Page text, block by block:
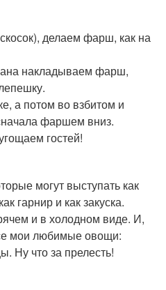
делаем фарш, как на
накладываем фарш,
а потом во взбитом и
фаршем вниз.
гостей!
могут выступать как
гарнир и как закуска.
и в холодном виде. И,
мои любимые овощи:
Ну что за прелесть!